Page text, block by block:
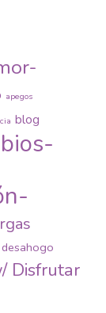
apegos
blog
desahogo
Disfrutar